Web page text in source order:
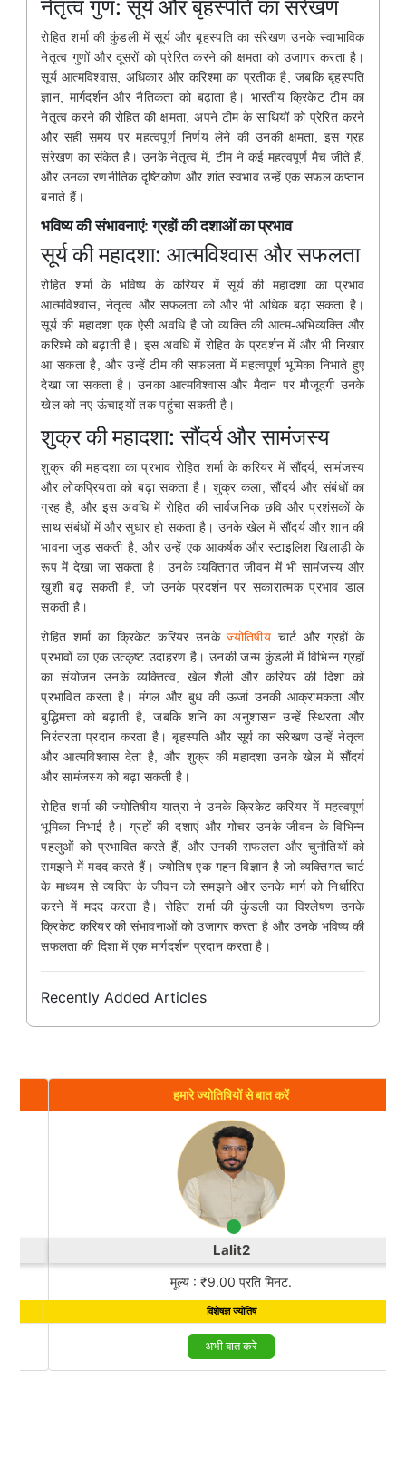
नेतृत्व गुण: सूर्य और बृहस्पति का संरेखण
रोहित शर्मा की कुंडली में सूर्य और बृहस्पति का संरेखण उनके स्वाभाविक
नेतृत्व गुणों और दूसरों को प्रेरित करने की क्षमता को उजागर करता है।
सूर्य आत्मविश्वास, अधिकार और करिश्मा का प्रतीक है, जबकि बृहस्पति
ज्ञान, मार्गदर्शन और नैतिकता को बढ़ाता है। भारतीय क्रिकेट टीम का
नेतृत्व करने की रोहित की क्षमता, अपने टीम के साथियों को प्रेरित करने
और सही समय पर महत्वपूर्ण निर्णय लेने की उनकी क्षमता, इस ग्रह
संरेखण का संकेत है। उनके नेतृत्व में, टीम ने कई महत्वपूर्ण मैच जीते हैं,
और उनका रणनीतिक दृष्टिकोण और शांत स्वभाव उन्हें एक सफल कप्तान
बनाते हैं।
भविष्य की संभावनाएं: ग्रहों की दशाओं का प्रभाव
सूर्य की महादशा: आत्मविश्वास और सफलता
रोहित शर्मा के भविष्य के करियर में सूर्य की महादशा का प्रभाव
आत्मविश्वास, नेतृत्व और सफलता को और भी अधिक बढ़ा सकता है।
सूर्य की महादशा एक ऐसी अवधि है जो व्यक्ति की आत्म-अभिव्यक्ति और
करिश्मे को बढ़ाती है। इस अवधि में रोहित के प्रदर्शन में और भी निखार
आ सकता है, और उन्हें टीम की सफलता में महत्वपूर्ण भूमिका निभाते हुए
देखा जा सकता है। उनका आत्मविश्वास और मैदान पर मौजूदगी उनके
खेल को नए ऊंचाइयों तक पहुंचा सकती है।
शुक्र की महादशा: सौंदर्य और सामंजस्य
शुक्र की महादशा का प्रभाव रोहित शर्मा के करियर में सौंदर्य, सामंजस्य
और लोकप्रियता को बढ़ा सकता है। शुक्र कला, सौंदर्य और संबंधों का
ग्रह है, और इस अवधि में रोहित की सार्वजनिक छवि और प्रशंसकों के
साथ संबंधों में और सुधार हो सकता है। उनके खेल में सौंदर्य और शान की
भावना जुड़ सकती है, और उन्हें एक आकर्षक और स्टाइलिश खिलाड़ी के
रूप में देखा जा सकता है। उनके व्यक्तिगत जीवन में भी सामंजस्य और
खुशी बढ़ सकती है, जो उनके प्रदर्शन पर सकारात्मक प्रभाव डाल
सकती है।
रोहित शर्मा का क्रिकेट करियर उनकेज्योतिषीय चार्ट और ग्रहों के
प्रभावों का एक उत्कृष्ट उदाहरण है। उनकी जन्म कुंडली में विभिन्न ग्रहों
का संयोजन उनके व्यक्तित्व, खेल शैली और करियर की दिशा को
प्रभावित करता है। मंगल और बुध की ऊर्जा उनकी आक्रामकता और
बुद्धिमत्ता को बढ़ाती है, जबकि शनि का अनुशासन उन्हें स्थिरता और
निरंतरता प्रदान करता है। बृहस्पति और सूर्य का संरेखण उन्हें नेतृत्व
और आत्मविश्वास देता है, और शुक्र की महादशा उनके खेल में सौंदर्य
और सामंजस्य को बढ़ा सकती है।
रोहित शर्मा की ज्योतिषीय यात्रा ने उनके क्रिकेट करियर में महत्वपूर्ण
भूमिका निभाई है। ग्रहों की दशाएं और गोचर उनके जीवन के विभिन्न
पहलुओं को प्रभावित करते हैं, और उनकी सफलता और चुनौतियों को
समझने में मदद करते हैं। ज्योतिष एक गहन विज्ञान है जो व्यक्तिगत चार्ट
के माध्यम से व्यक्ति के जीवन को समझने और उनके मार्ग को निर्धारित
करने में मदद करता है। रोहित शर्मा की कुंडली का विश्लेषण उनके
क्रिकेट करियर की संभावनाओं को उजागर करता है और उनके भविष्य की
सफलता की दिशा में एक मार्गदर्शन प्रदान करता है।
Recently Added Articles
हमारे ज्योतिषियों से बात करें
Lalit2
मूल्य : ₹9.00 प्रति मिनट.
विशेषज्ञ ज्योतिष
अभी बात करे